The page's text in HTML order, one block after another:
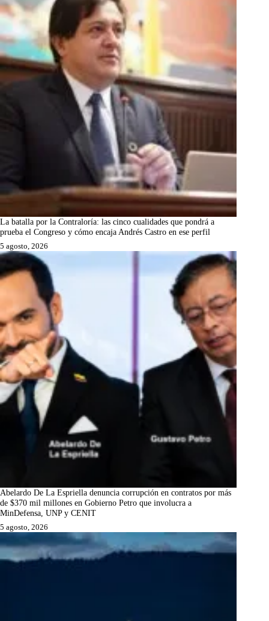
La batalla por la Contraloría: las cinco cualidades que pondrá a
prueba el Congreso y cómo encaja Andrés Castro en ese perfil
5 agosto, 2026
Abelardo De La Espriella denuncia corrupción en contratos por más
de $370 mil millones en Gobierno Petro que involucra a
MinDefensa, UNP y CENIT
5 agosto, 2026